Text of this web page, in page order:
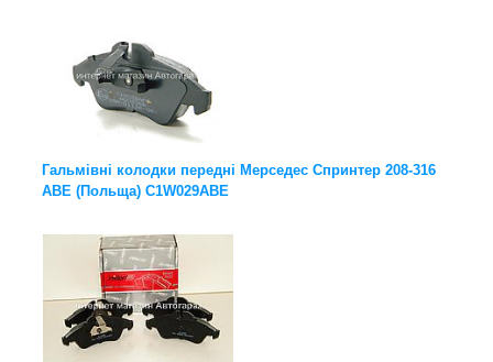
Гальмівні колодки передні Мерседес Спринтер 208-316
ABE (Польща) C1W029ABE